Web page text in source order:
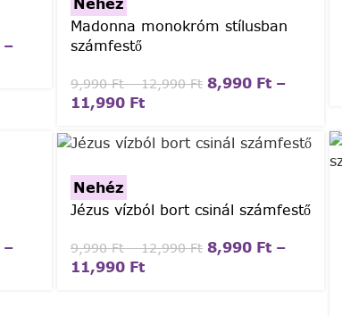
–
Madonna monokróm stílusban
számfestő
9,990Ft – 12,990Ft 8,990 Ft –
11,990 Ft
–
Nehéz
Jézus vízból bort csinál számfestő
9,990Ft – 12,990Ft 8,990 Ft –
11,990 Ft